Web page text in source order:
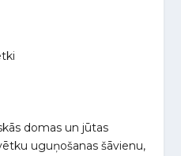
domas un jūtas
uguņošanas šāvienu,